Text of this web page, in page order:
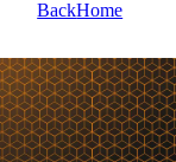
BackHome